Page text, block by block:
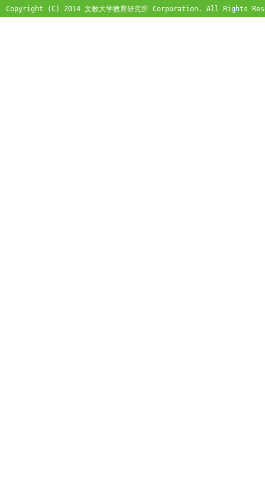
Copyright (C) 2014 文教大学教育研究所 Corporation. All Rights